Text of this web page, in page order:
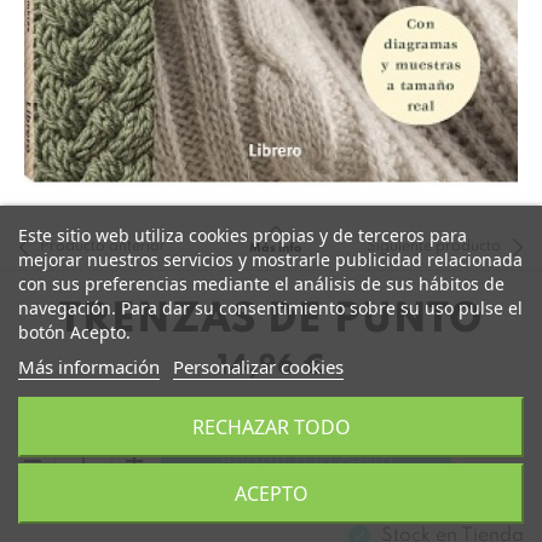
Más info
Producto anterior Siguiente producto
TRENZAS DE PUNTO
14,96 €
Añadir a la cesta
add
remove
Este sitio web utiliza cookies propias y de terceros para
mejorar nuestros servicios y mostrarle publicidad relacionada
con sus preferencias mediante el análisis de sus hábitos de
navegación. Para dar su consentimiento sobre su uso pulse el
botón Acepto.
Más información Personalizar cookies
RECHAZAR TODO
ACEPTO